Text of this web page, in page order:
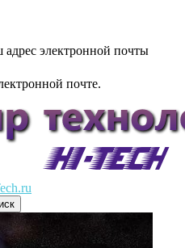
электронной почты
почте.